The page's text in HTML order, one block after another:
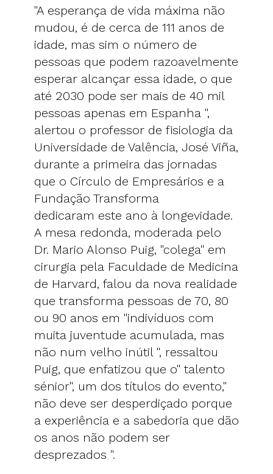
"A esperança de vida máxima não
mudou, é de cerca de 111 anos de
idade, mas sim o número de
pessoas que podem razoavelmente
esperar alcançar essa idade, o que
até 2030 pode ser mais de 40 mil
pessoas apenas em Espanha ",
alertou o professor de fisiologia da
Universidade de Valência, José Viña,
durante a primeira das jornadas
que o Círculo de Empresários e a
Fundação Transforma
dedicaram este ano à longevidade.
A mesa redonda, moderada pelo
Dr. Mario Alonso Puig, "colega" em
cirurgia pela Faculdade de Medicina
de Harvard, falou da nova realidade
que transforma pessoas de 70, 80
ou 90 anos em "indivíduos com
muita juventude acumulada, mas
não num velho inútil ", ressaltou
Puig, que enfatizou que o" talento
sénior", um dos títulos do evento,"
não deve ser desperdiçado porque
a experiência e a sabedoria que dão
os anos não podem ser
desprezados ".